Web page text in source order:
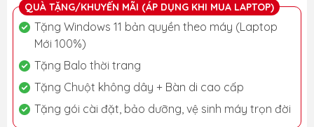
QUÀ TẶNG/KHUYẾN MÃI (ÁP DỤNG KHI MUA LAPTOP)
Tặng Windows 11 bản quyền theo máy (Laptop
Mới 100%)
Tặng Balo thời trang
Tặng Chuột không dây + Bàn di cao cấp
Tặng gói cài đặt, bảo dưỡng, vệ sinh máy trọn đời